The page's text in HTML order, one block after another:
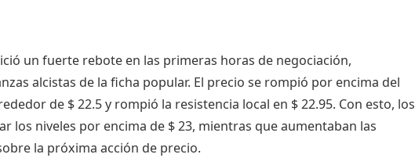
un fuerte rebote en las primeras horas de negociación,
alcistas de la ficha popular. El precio se rompió por encima del
de $ 22.5 y rompió la resistencia local en $ 22.95. Con esto, los
los niveles por encima de $ 23, mientras que aumentaban las
la próxima acción de precio.